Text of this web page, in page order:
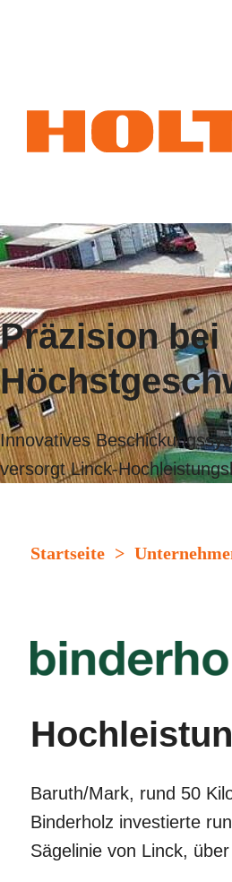
Präzision bei
Innovatives
versorgt Linck-
Startseite >
Baruth/Mark, rund 50
Binderholz investierte
Sägelinie von Linck,